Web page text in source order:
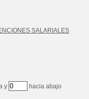
SALARIALES
y hacia abajo